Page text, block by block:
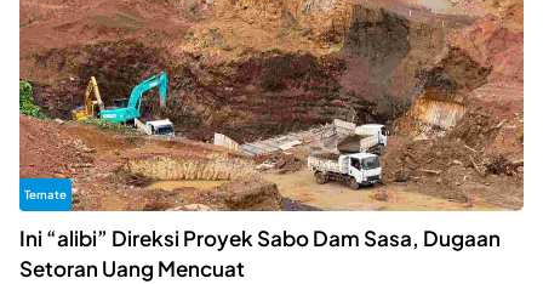
Ternate
Ini “alibi” Direksi Proyek Sabo Dam Sasa, Dugaan
Setoran Uang Mencuat